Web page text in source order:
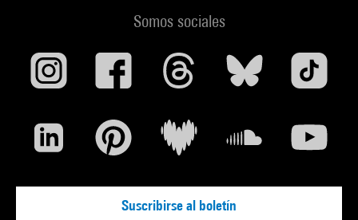
Somos sociales
Suscribirse al boletín